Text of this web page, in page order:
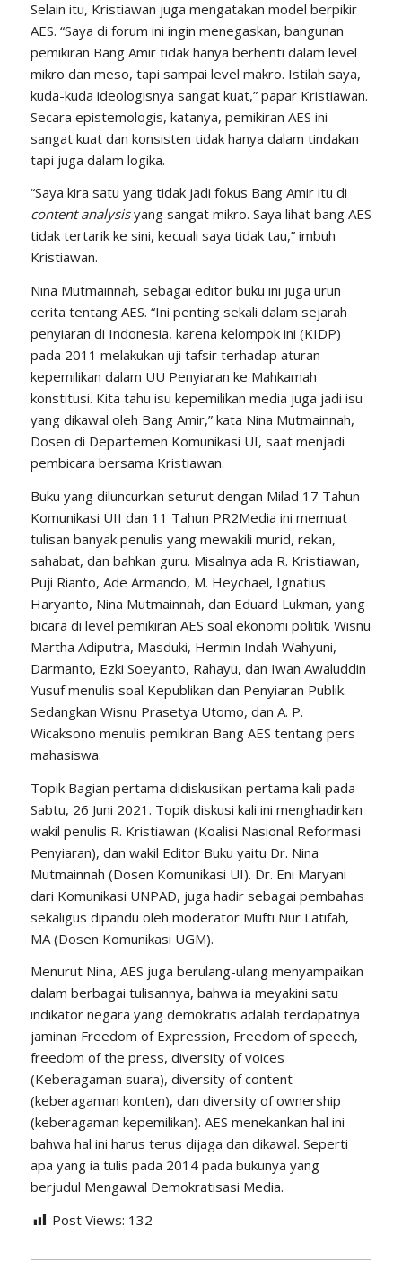
Selain itu, Kristiawan juga mengatakan model berpikir
AES. “Saya di forum ini ingin menegaskan, bangunan
pemikiran Bang Amir tidak hanya berhenti dalam level
mikro dan meso, tapi sampai level makro. Istilah saya,
kuda-kuda ideologisnya sangat kuat,” papar Kristiawan.
Secara epistemologis, katanya, pemikiran AES ini
sangat kuat dan konsisten tidak hanya dalam tindakan
tapi juga dalam logika.
“Saya kira satu yang tidak jadi fokus Bang Amir itu di
content analysisyang sangat mikro. Saya lihat bang AES
tidak tertarik ke sini, kecuali saya tidak tau,” imbuh
Kristiawan.
Nina Mutmainnah, sebagai editor buku ini juga urun
cerita tentang AES. “Ini penting sekali dalam sejarah
penyiaran di Indonesia, karena kelompok ini (KIDP)
pada 2011 melakukan uji tafsir terhadap aturan
kepemilikan dalam UU Penyiaran ke Mahkamah
konstitusi. Kita tahu isu kepemilikan media juga jadi isu
yang dikawal oleh Bang Amir,” kata Nina Mutmainnah,
Dosen di Departemen Komunikasi UI, saat menjadi
pembicara bersama Kristiawan.
Buku yang diluncurkan seturut dengan Milad 17 Tahun
Komunikasi UII dan 11 Tahun PR2Media ini memuat
tulisan banyak penulis yang mewakili murid, rekan,
sahabat, dan bahkan guru. Misalnya ada R. Kristiawan,
Puji Rianto, Ade Armando, M. Heychael, Ignatius
Haryanto, Nina Mutmainnah, dan Eduard Lukman, yang
bicara di level pemikiran AES soal ekonomi politik. Wisnu
Martha Adiputra, Masduki, Hermin Indah Wahyuni,
Darmanto, Ezki Soeyanto, Rahayu, dan Iwan Awaluddin
Yusuf menulis soal Kepublikan dan Penyiaran Publik.
Sedangkan Wisnu Prasetya Utomo, dan A. P.
Wicaksono menulis pemikiran Bang AES tentang pers
mahasiswa.
Topik Bagian pertama didiskusikan pertama kali pada
Sabtu, 26 Juni 2021. Topik diskusi kali ini menghadirkan
wakil penulis R. Kristiawan (Koalisi Nasional Reformasi
Penyiaran), dan wakil Editor Buku yaitu Dr. Nina
Mutmainnah (Dosen Komunikasi UI). Dr. Eni Maryani
dari Komunikasi UNPAD, juga hadir sebagai pembahas
sekaligus dipandu oleh moderator Mufti Nur Latifah,
MA (Dosen Komunikasi UGM).
Menurut Nina, AES juga berulang-ulang menyampaikan
dalam berbagai tulisannya, bahwa ia meyakini satu
indikator negara yang demokratis adalah terdapatnya
jaminan Freedom of Expression, Freedom of speech,
freedom of the press, diversity of voices
(Keberagaman suara), diversity of content
(keberagaman konten), dan diversity of ownership
(keberagaman kepemilikan). AES menekankan hal ini
bahwa hal ini harus terus dijaga dan dikawal. Seperti
apa yang ia tulis pada 2014 pada bukunya yang
berjudul Mengawal Demokratisasi Media.
Post Views: 132